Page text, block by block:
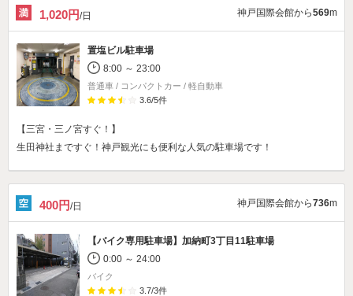
1,020円/日 神戸国際会館から569m
置塩ビル駐車場
8:00 ～ 23:00
普通車 / コンパクトカー / 軽自動車
3.6/5件
【三宮・三ノ宮すぐ！】
生田神社まですぐ！神戸観光にも便利な人気の駐車場です！
400円/日 神戸国際会館から736m
【バイク専用駐車場】 加納町3丁目11駐車場
0:00 ～ 24:00
バイク
3.7/3件